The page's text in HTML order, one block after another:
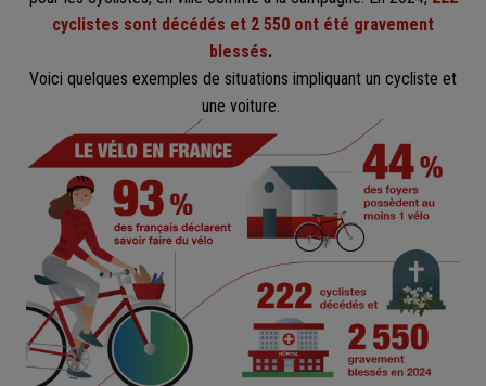
cyclistes sont décédés et 2 550 ont été gravement
blessés.
Voici quelques exemples de situations impliquant un cycliste et
une voiture.